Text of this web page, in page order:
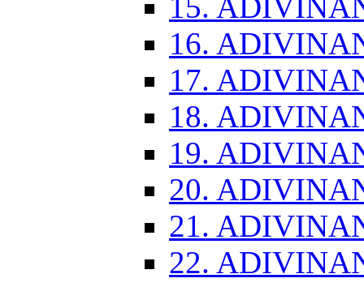
16.
17.
18.
19.
20.
21.
22.